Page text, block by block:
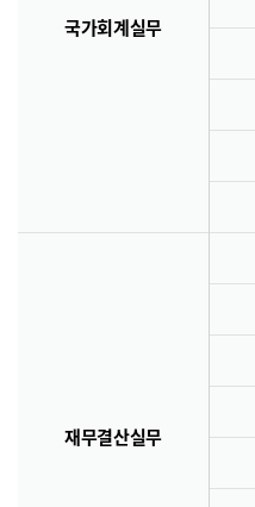
국가회계실무
재무결산실무